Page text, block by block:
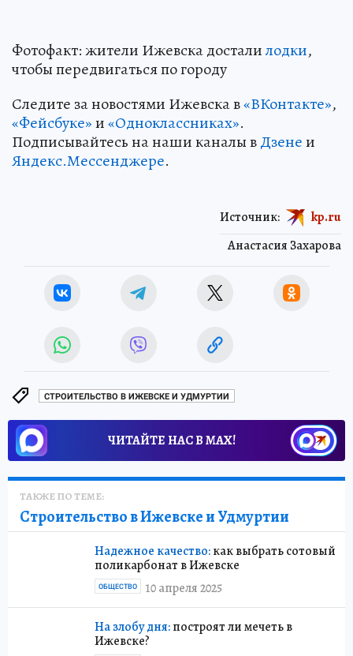
Фотофакт: жители Ижевска досталилодки,
чтобы передвигаться по городу
Следите за новостями Ижевска в«ВКонтакте»,
«Фейсбуке»и«Одноклассниках».
Подписывайтесь на наши каналы вДзенеи
Яндекс.Мессенджере.
Анастасия Захарова
Источник: kp.ru
СТРОИТЕЛЬСТВО В ИЖЕВСКЕ И УДМУРТИИ
ЧИТАЙТЕ НАС В МАХ!
ТАКЖЕ ПО ТЕМЕ:
Строительство в Ижевске и Удмуртии
Надежное качество:как выбрать сотовый
поликарбонат в Ижевске
10 апреля 2025
ОБЩЕСТВО
На злобу дня:построят ли мечеть в
Ижевске?